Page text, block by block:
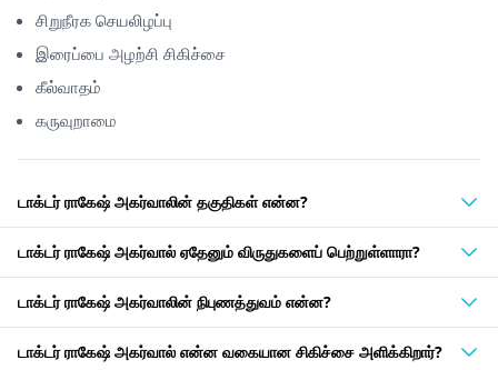
சிறுநீரக செயலிழப்பு
இரைப்பை அழற்சி சிகிச்சை
கீல்வாதம்
கருவுறாமை
டாக்டர் ராகேஷ் அகர்வாலின் தகுதிகள் என்ன?
டாக்டர் ராகேஷ் அகர்வால் ஏதேனும் விருதுகளைப் பெற்றுள்ளாரா?
டாக்டர் ராகேஷ் அகர்வாலின் நிபுணத்துவம் என்ன?
டாக்டர் ராகேஷ் அகர்வால் என்ன வகையான சிகிச்சை அளிக்கிறார்?